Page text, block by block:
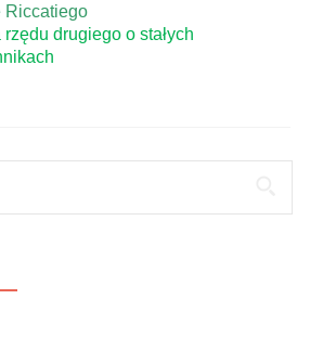
Riccatiego
drugiego o stałych